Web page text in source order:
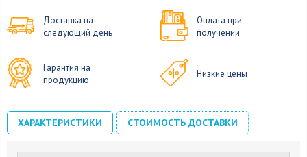
Доставка на
следующий день
Оплата при
получении
Гарантия на
продукцию
Низкие цены
ХАРАКТЕРИСТИКИ СТОИМОСТЬ ДОСТАВКИ